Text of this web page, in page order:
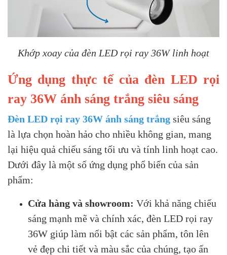
Khớp xoay của đèn LED rọi ray 36W linh hoạt
Ứng dụng thực tế của đèn LED rọi
ray 36W ánh sáng trắng siêu sáng
Đèn LED rọi ray 36W ánh sáng trắng siêu sáng
là lựa chọn hoàn hảo cho nhiều không gian, mang
lại hiệu quả chiếu sáng tối ưu và tính linh hoạt cao.
Dưới đây là một số ứng dụng phổ biến của sản
phẩm:
Cửa hàng và showroom: Với khả năng chiếu
sáng mạnh mẽ và chính xác, đèn LED rọi ray
36W giúp làm nổi bật các sản phẩm, tôn lên
vẻ đẹp chi tiết và màu sắc của chúng, tạo ấn